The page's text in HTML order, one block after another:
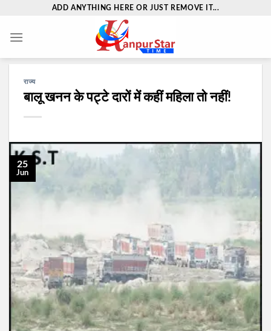
content
ADD ANYTHING HERE OR JUST REMOVE IT...
राज्य
बालू खनन के पट्टे दारों में कहीं महिला तो नहीं!
25
Jun